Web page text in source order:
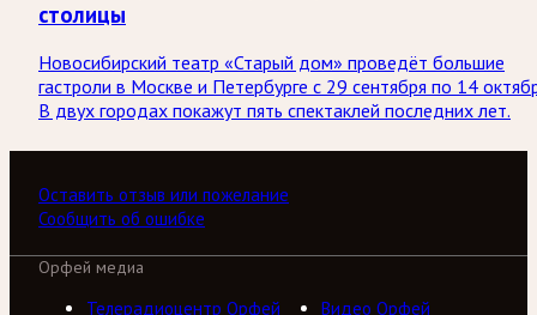
столицы
Новосибирский театр «Старый дом» проведёт большие
гастроли в Москве и Петербурге с 29 сентября по 14
В двух городах покажут пять спектаклей последних лет.
Оставить отзыв или пожелание
Сообщить об ошибке
Орфей медиа
Телерадиоцентр Орфей
Видео Орфей